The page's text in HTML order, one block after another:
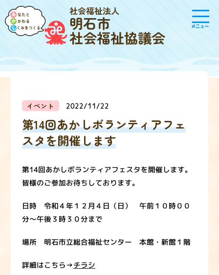
社会福祉法人
明石市
社会福祉協議会
メニュー
イベント 2022/11/22
第14回あかしボランティアフェ
スタを開催します
第14回あかしボランティアフェスタを開催します。
皆様のご参加お待ちしております。
日時 令和４年１２月４日（日） 午前１０時００
分～午後３時３０分まで
場所 明石市立総合福祉センター 本館・新館１階
詳細はこちら→チラシ